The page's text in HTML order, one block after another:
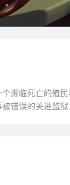
濒临死亡的殖
错误的关进监